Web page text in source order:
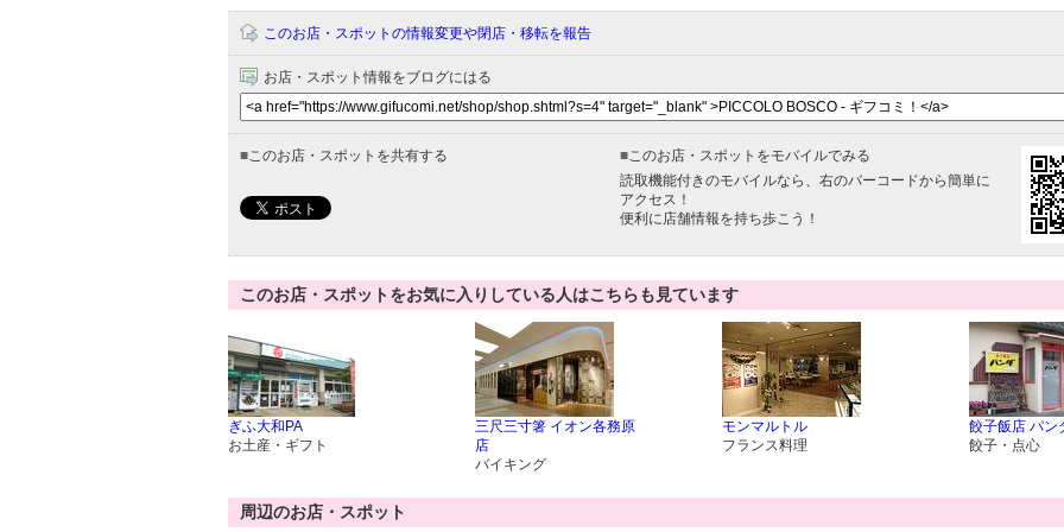
このお店・スポットの情報変更や閉店・移転を報告
お店・スポット情報をブログにはる
■このお店・スポットを共有する ■このお店・スポットをモバイルでみる
読取機能付きのモバイルなら、右のバーコードから簡単に
アクセス！
便利に店舗情報を持ち歩こう！
このお店・スポットをお気に入りしている人はこちらも見ています
ぎふ大和PA
お土産・ギフト
三尺三寸箸 イオン各務原
店
バイキング
モンマルトル
フランス料理
餃子飯店 パン
餃子・点心
周辺のお店・スポット